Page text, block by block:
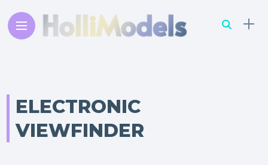
ELECTRONIC
VIEWFINDER